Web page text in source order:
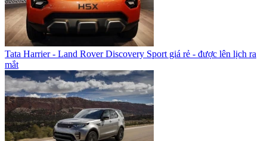
Tata Harrier - Land Rover Discovery Sport giá rẻ - được lên lịch ra
mắt